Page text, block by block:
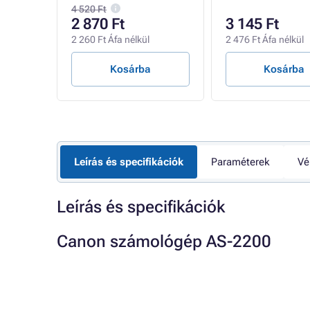
4 520 Ft
2 870 Ft
2 260 Ft Áfa nélkül
Kosárba
3 145 Ft
2 476 Ft Áfa nélkül
Kosárba
Leírás és specifikációk Paraméterek
Leírás és specifikációk
Canon számológép AS-2200